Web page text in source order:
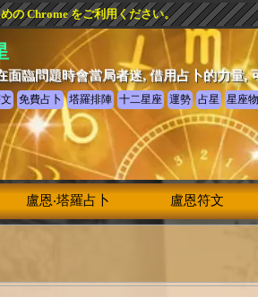
の Chrome をご利用ください。
面臨問題時會當局者迷, 借用占卜的力量,
免費占卜 塔羅排陣 十二星座 運勢 占星 星座
盧恩‧塔羅占卜 盧恩符文